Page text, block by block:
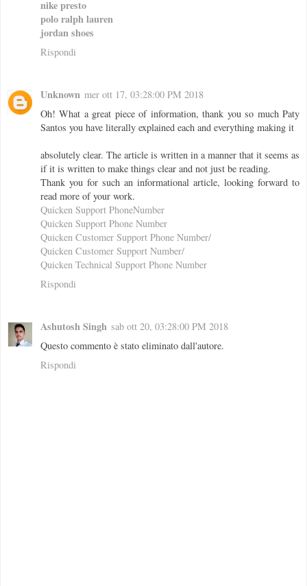
nike presto
polo ralph lauren
jordan shoes
Rispondi
Unknown mer ott 17, 03:28:00 PM 2018
Oh! What a great piece of information, thank you so much Paty
Santos you have literally explained each and everything making it
absolutely clear. The article is written in a manner that it seems as
if it is written to make things clear and not just be reading.
Thank you for such an informational article, looking forward to
read more of your work.
Quicken Support PhoneNumber
Quicken Support Phone Number
Quicken Customer Support Phone Number/
Quicken Customer Support Number/
Quicken Technical Support Phone Number
Rispondi
Ashutosh Singh sab ott 20, 03:28:00 PM 2018
Questo commento è stato eliminato dall'autore.
Rispondi